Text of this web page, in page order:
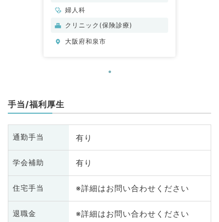
婦人科
クリニック(保険診療)
大阪府和泉市
手当/福利厚生
通勤手当 有り
学会補助 有り
住宅手当 ※詳細はお問い合わせください
退職金 ※詳細はお問い合わせください